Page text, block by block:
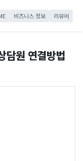
비즈니스 정보 리뷰어
담원 연결방법